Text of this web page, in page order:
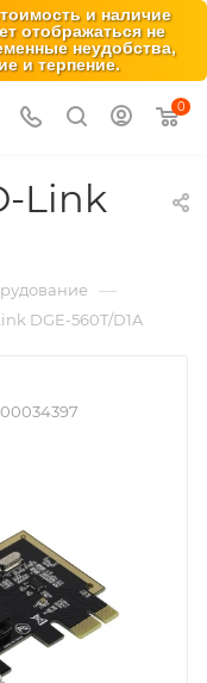
и наличие
отображаться не
неудобства,
и терпение.
0
Link
—
DGE-560T/D1A